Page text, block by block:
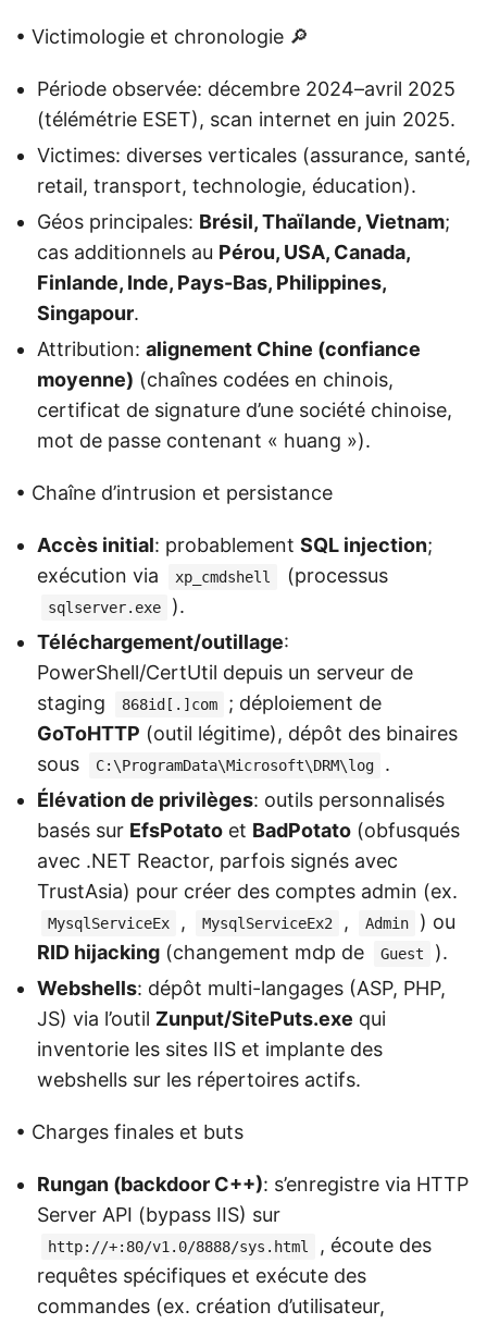
• Victimologie et chronologie 🔎
Période observée: décembre 2024–avril 2025
(télémétrie ESET), scan internet en juin 2025.
Victimes: diverses verticales (assurance, santé,
retail, transport, technologie, éducation).
Géos principales: Brésil, Thaïlande, Vietnam;
cas additionnels au Pérou, USA, Canada,
Finlande, Inde, Pays-Bas, Philippines,
Singapour.
Attribution: alignement Chine (confiance
moyenne) (chaînes codées en chinois,
certificat de signature d’une société chinoise,
mot de passe contenant « huang »).
• Chaîne d’intrusion et persistance
Accès initial: probablement SQL injection;
exécution via
xp_cmdshell (processus
sqlserver.exe
).
Téléchargement/outillage:
PowerShell/CertUtil depuis un serveur de
staging
868id[.]com
; déploiement de
GoToHTTP (outil légitime), dépôt des binaires
sous
C:\ProgramData\Microsoft\DRM\log
.
Élévation de privilèges: outils personnalisés
basés sur EfsPotato et BadPotato (obfusqués
avec .NET Reactor, parfois signés avec
TrustAsia) pour créer des comptes admin (ex.
MysqlServiceEx , MysqlServiceEx2 , Admin
) ou
RID hijacking (changement mdp de Guest
).
Webshells: dépôt multi-langages (ASP, PHP,
JS) via l’outil Zunput/SitePuts.exe qui
inventorie les sites IIS et implante des
webshells sur les répertoires actifs.
• Charges finales et buts
Rungan (backdoor C++): s’enregistre via HTTP
Server API (bypass IIS) sur
http://+:80/v1.0/8888/sys.html
, écoute des
requêtes spécifiques et exécute des
commandes (ex. création d’utilisateur,